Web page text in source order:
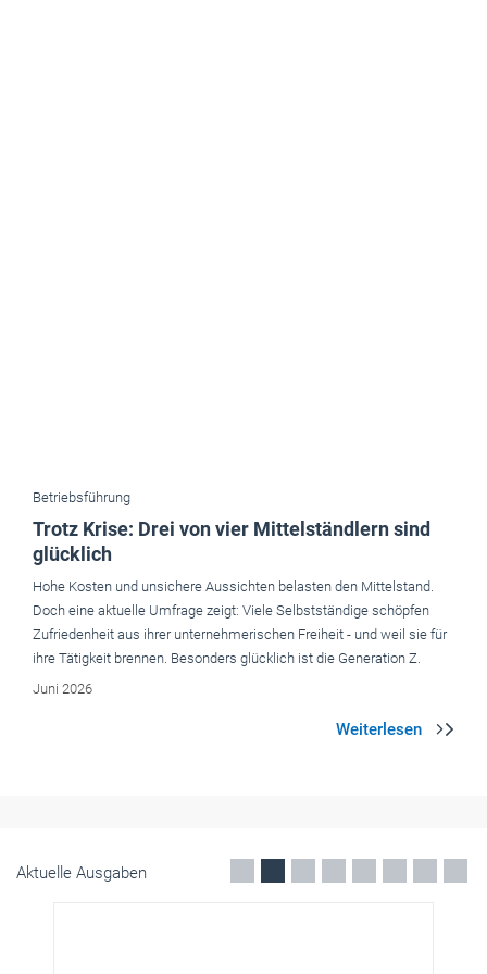
Zufriedenheit aus ihrer unternehmerischen Freiheit - und weil sie für
Juni 2026